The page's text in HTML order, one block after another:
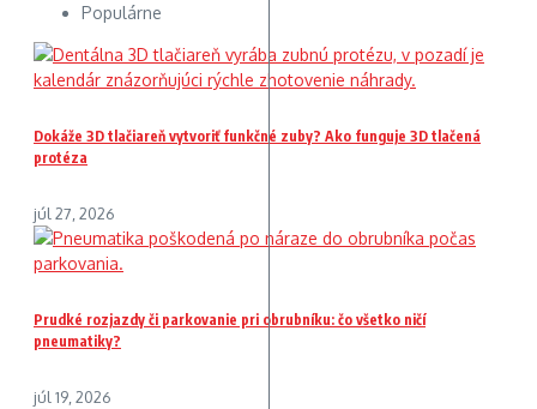
Populárne
Dokáže 3D tlačiareň vytvoriť funkčné zuby? Ako funguje 3D tlačená
protéza
júl 27, 2026
Prudké rozjazdy či parkovanie pri obrubníku: čo všetko ničí
pneumatiky?
júl 19, 2026